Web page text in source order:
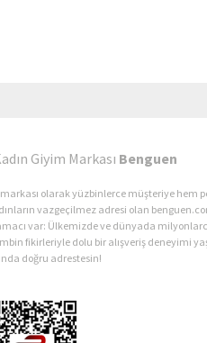
Giyim Markası Benguen
olarak yüzbinlerce müşteriye
vazgeçilmez adresi olan
var: Ülkemizde ve dünyada
fikirleriyle dolu bir alışveriş deneyimi
doğru adrestesin!